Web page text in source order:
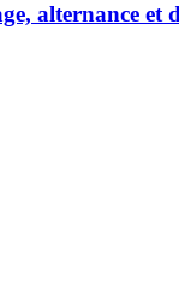
alternance et